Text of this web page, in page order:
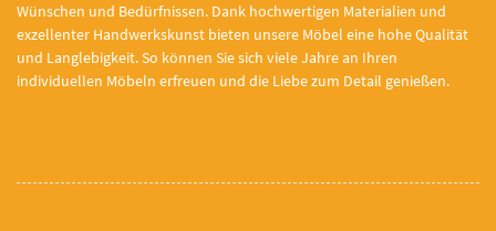
Wünschen und Bedürfnissen. Dank hochwertigen Materialien und
exzellenter Handwerkskunst bieten unsere Möbel eine hohe Qualität
und Langlebigkeit. So können Sie sich viele Jahre an Ihren
individuellen Möbeln erfreuen und die Liebe zum Detail genießen.